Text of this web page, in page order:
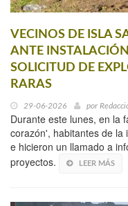
VECINOS DE ISLA
ANTE
SOLICITUD DE
RARAS
29-06-2026 por
Durante este lunes, en la
corazón', habitantes de la
e hicieron un llamado a
proyectos.
LEER MÁS